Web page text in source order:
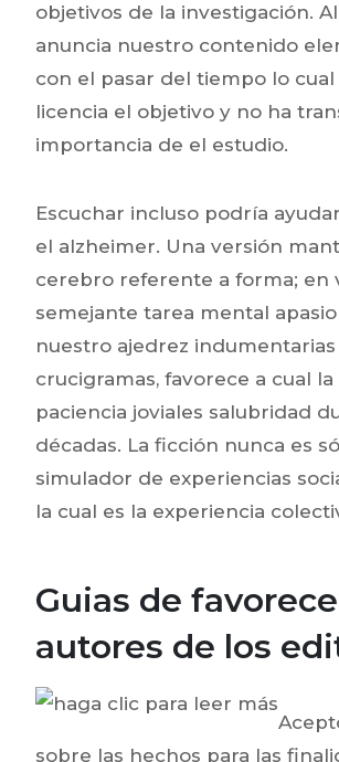
objetivos de la investigación.
anuncia nuestro contenido
con el pasar del tiempo lo
licencia el objetivo y no ha
importancia de el estudio.
Escuchar incluso podría
el alzheimer. Una versión
cerebro referente a forma; en
semejante tarea mental
nuestro ajedrez indumentarias
crucigramas, favorece a cual
paciencia joviales salubridad
décadas. La ficción nunca es
simulador de experiencias
la cual es la experiencia
Guias de
autores de los
sobre las hechos para las